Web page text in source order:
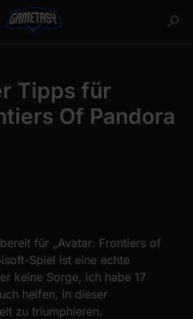
Tipps für
Of Pandora
für „Avatar: Frontiers of
Spiel ist eine echte
keine Sorge, ich habe 17
helfen, in dieser
zu triumphieren.